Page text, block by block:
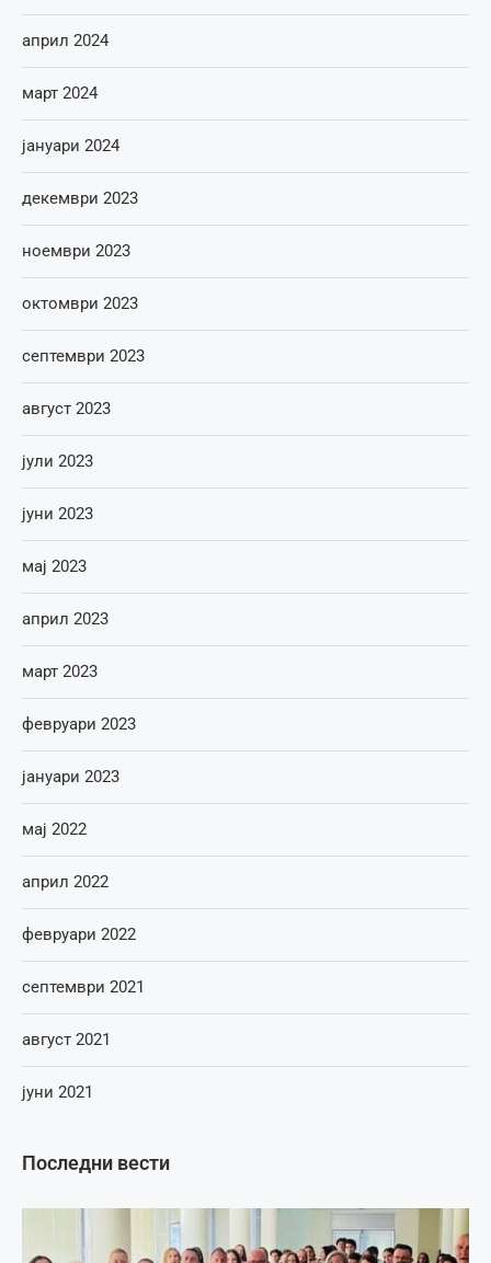
Последни вести
април 2024
март 2024
јануари 2024
декември 2023
ноември 2023
октомври 2023
септември 2023
август 2023
јули 2023
јуни 2023
мај 2023
април 2023
март 2023
февруари 2023
јануари 2023
мај 2022
април 2022
февруари 2022
септември 2021
август 2021
јуни 2021